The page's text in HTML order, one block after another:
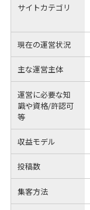
サイトカテゴリ
現在の運営状況
主な運営主体
運営に必要な知
識や資格/許認可
等
収益モデル
投稿数
集客方法